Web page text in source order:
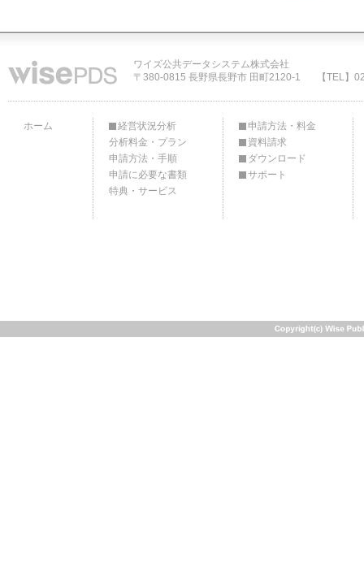
ワイズ公共データシステム株式会社
〒380-0815 長野県長野市 田町2120-1
【TEL】
ホーム
経営状況分析
分析料金・プラン
申請方法・手順
申請に必要な書類
特典・サービス
申請方法・料金
資料請求
ダウンロード
サポート